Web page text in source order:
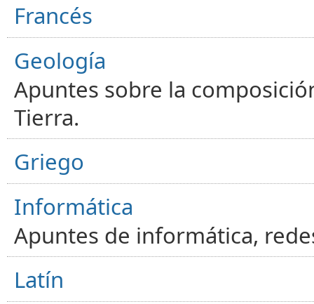
Francés
Geología
Apuntes sobre la
Tierra.
Griego
Informática
Apuntes de informática,
Latín